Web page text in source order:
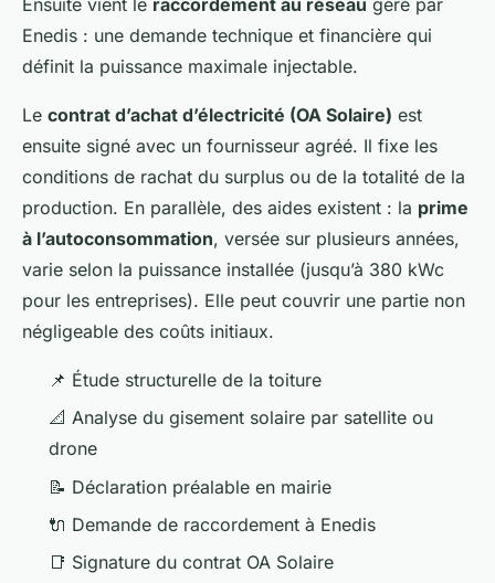
Enedis : une demande technique et financière qui
définit la puissance maximale injectable.
Le contrat d’achat d’électricité (OA Solaire) est
ensuite signé avec un fournisseur agréé. Il fixe les
conditions de rachat du surplus ou de la totalité de la
production. En parallèle, des aides existent : la prime
à l’autoconsommation, versée sur plusieurs années,
varie selon la puissance installée (jusqu’à 380 kWc
pour les entreprises). Elle peut couvrir une partie non
négligeable des coûts initiaux.
📌 Étude structurelle de la toiture
📐 Analyse du gisement solaire par satellite ou
drone
📝 Déclaration préalable en mairie
🔌 Demande de raccordement à Enedis
📑 Signature du contrat OA Solaire